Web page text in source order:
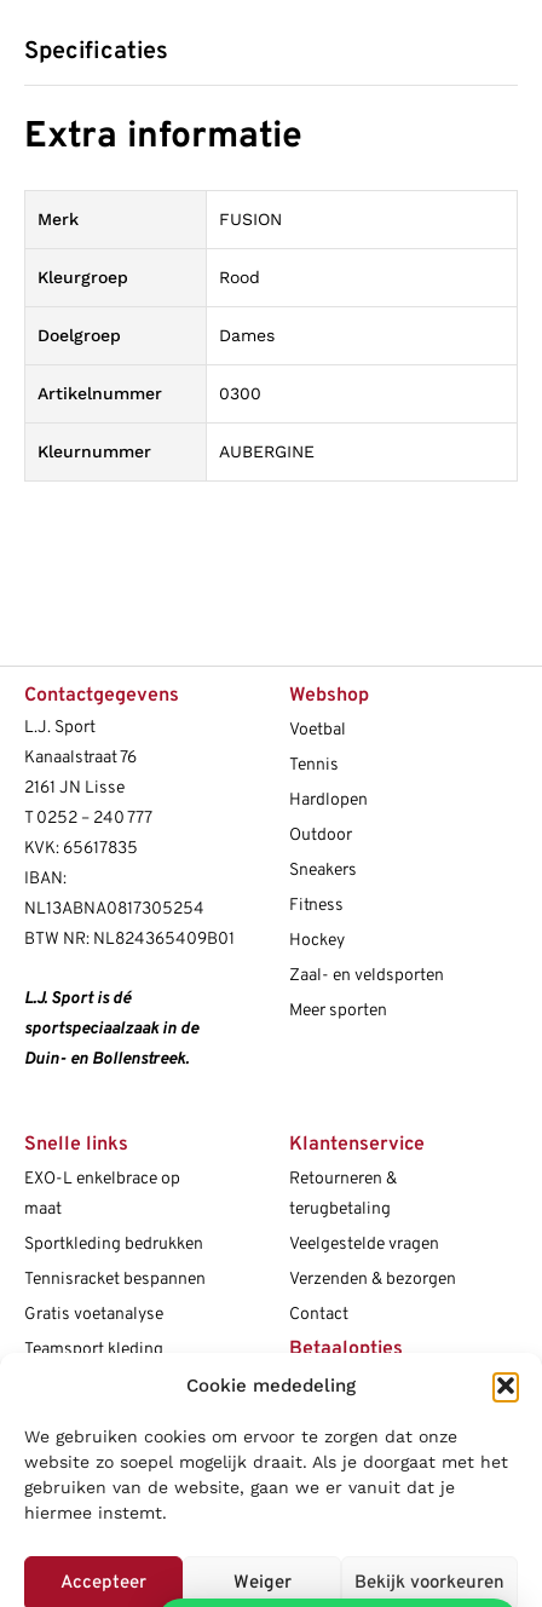
Cookie mededeling
We gebruiken cookies om ervoor te zorgen dat onze
website zo soepel mogelijk draait. Als je doorgaat met het
gebruiken van de website, gaan we er vanuit dat je
hiermee instemt.
Accepteer Weiger Bekijk voorkeuren
Specificaties
Extra informatie
Merk FUSION
Kleurgroep Rood
Doelgroep Dames
Artikelnummer 0300
Kleurnummer AUBERGINE
Contactgegevens
L.J. Sport
Kanaalstraat 76
2161 JN Lisse
T 0252 – 240 777
KVK: 65617835
IBAN:
NL13ABNA0817305254
BTW NR: NL824365409B01
L.J. Sport is dé
sportspeciaalzaak in de
Duin- en Bollenstreek.
Webshop
Voetbal
Tennis
Hardlopen
Outdoor
Sneakers
Fitness
Hockey
Zaal- en veldsporten
Meer sporten
Snelle links
EXO-L enkelbrace op
maat
Sportkleding bedrukken
Tennisracket bespannen
Gratis voetanalyse
Teamsport kleding
Vacatures
Blogs
Klantenservice
Retourneren &
terugbetaling
Veelgestelde vragen
Verzenden & bezorgen
Contact
Betaalopties
Social media